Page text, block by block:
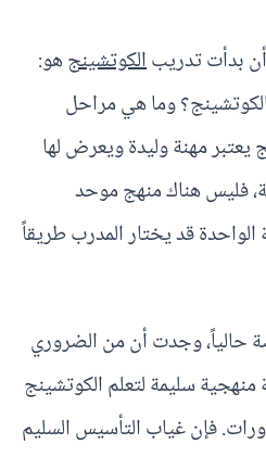
بدأت تدريبالكوتشينجهو:
وما هي مراحل
مهنة وليدة ويعرض لها
فليس هناك منهج موحد
قد يختار المدرب طريقاً
حالياً، وجدت أن من الضروري
سليمة لتعلم الكوتشينج
فإن غياب التأسيس السليم